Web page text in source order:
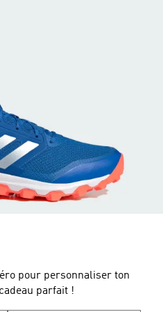
pour personnaliser ton
parfait !